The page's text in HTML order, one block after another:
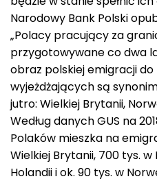
Narodowy Bank Polski
„Polacy pracujący za
przygotowywane co dwa
obraz polskiej emigracji
wyjeżdżających są
jutro: Wielkiej Brytanii,
Według danych GUS na
Polaków mieszka na
Wielkiej Brytanii, 700 tys. w
Holandii i ok. 90 tys. w